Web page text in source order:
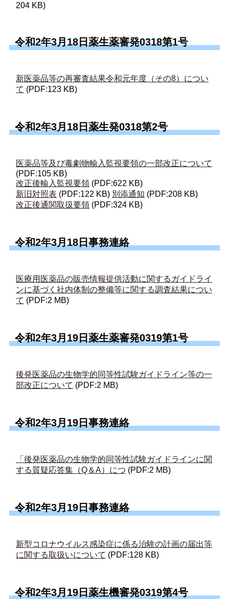
204 KB)
令和2年3月18日薬生薬審発0318第1号
新医薬品等の再審査結果令和元年度（その8）につい
て (PDF:123 KB)
令和2年3月18日薬生発0318第2号
医薬品等及び毒劇物輸入監視要領の一部改正について
(PDF:105 KB)
改正後輸入監視要領 (PDF:622 KB)
新旧対照表 (PDF:122 KB) 別添通知 (PDF:208 KB)
改正後通関取扱要領 (PDF:324 KB)
令和2年3月18日事務連絡
医療用医薬品の販売情報提供活動に関するガイドライ
ンに基づく社内体制の整備等に関する調査結果につい
て (PDF:2 MB)
令和2年3月19日薬生薬審発0319第1号
後発医薬品の生物学的同等性試験ガイドライン等の一
部改正について (PDF:2 MB)
令和2年3月19日事務連絡
「後発医薬品の生物学的同等性試験ガイドラインに関
する質疑応答集（Q＆A）につ (PDF:2 MB)
令和2年3月19日事務連絡
新型コロナウイルス感染症に係る治験の計画の届出等
に関する取扱いについて (PDF:128 KB)
令和2年3月19日薬生機審発0319第4号